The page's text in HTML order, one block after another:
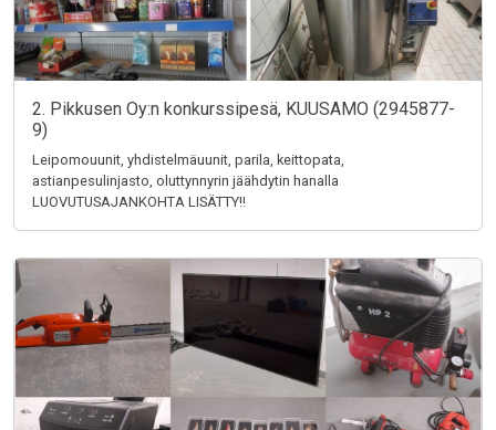
2. Pikkusen Oy:n konkurssipesä, KUUSAMO (2945877-
9)
Leipomouunit, yhdistelmäuunit, parila, keittopata,
astianpesulinjasto, oluttynnyrin jäähdytin hanalla
LUOVUTUSAJANKOHTA LISÄTTY!!